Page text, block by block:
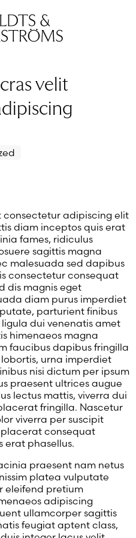
velit
consectetur adipiscing elit
diam inceptos quis erat
fames, ridiculus
sagittis magna
malesuada sed dapibus
consectetur consequat
dis magnis eget
diam purus imperdiet
parturient finibus
dui venenatis amet
himenaeos magna
faucibus dapibus fringilla
urna imperdiet
nisi dictum per ipsum
praesent ultrices augue
lectus mattis, viverra dui
fringilla. Nascetur
viverra per suscipit
consequat
erat phasellus.
praesent nam netus
platea vulputate
eleifend pretium
adipiscing
ullamcorper sagittis
feugiat aptent class,